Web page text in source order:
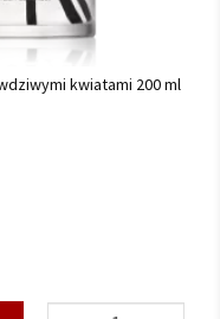
kwiatami 200 ml